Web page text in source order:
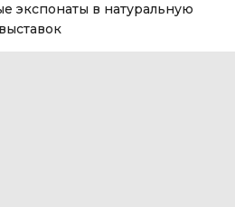
экспонаты в натуральную